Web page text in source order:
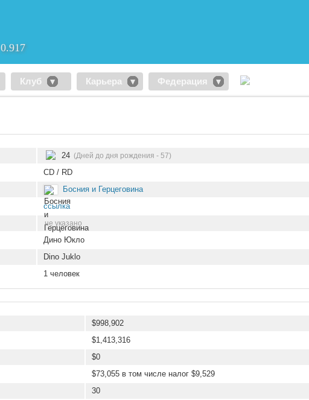
0.917
Клуб Карьера Федерация
24 (Дней до дня рождения - 57)
CD / RD
Босния и Герцеговина
ссылка
не указано
Дино Юкло
Dino Juklo
1 человек
$998,902
$1,413,316
$0
$73,055 в том числе налог $9,529
30